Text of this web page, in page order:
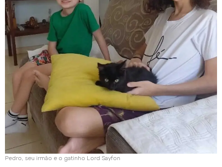
Pedro, seu irmão e o gatinho Lord Sayfon